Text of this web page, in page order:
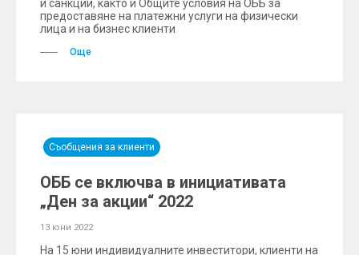
и санкции, както и Общите условия на ОББ за
предоставяне на платежни услуги на физически
лица и на бизнес клиенти
Още
Съобщения за клиенти
ОББ се включва в инициативата
„Ден за акции“ 2022
13 юни 2022
На 15 юни индивидуалните инвеститори, клиенти на